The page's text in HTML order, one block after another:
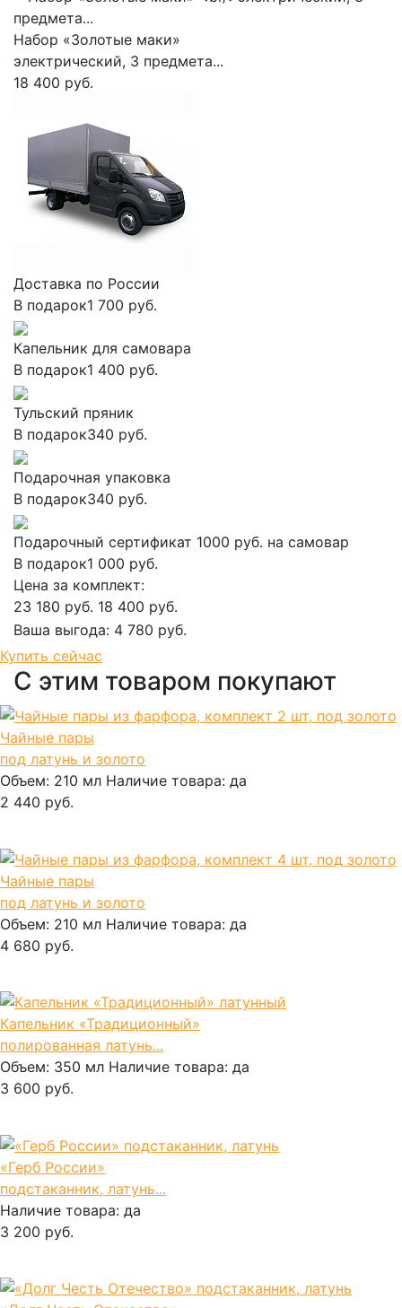
Набор «Золотые маки»
электрический, 3 предмета...
18 400 руб.
Доставка по России
В подарок1 700 руб.
Капельник для самовара
В подарок1 400 руб.
Тульский пряник
В подарок340 руб.
Подарочная упаковка
В подарок340 руб.
Подарочный сертификат 1000 руб. на самовар
В подарок1 000 руб.
Цена за комплект:
23 180 руб. 18 400 руб.
Ваша выгода: 4 780 руб.
Купить сейчас
С этим товаром покупают
Чайные пары
под латунь и золото
Объем: 210 мл Наличие товара: да
2 440 руб.
Чайные пары
под латунь и золото
Объем: 210 мл Наличие товара: да
4 680 руб.
Капельник «Традиционный»
полированная латунь...
Объем: 350 мл Наличие товара: да
3 600 руб.
«Герб России»
подстаканник, латунь...
Наличие товара: да
3 200 руб.